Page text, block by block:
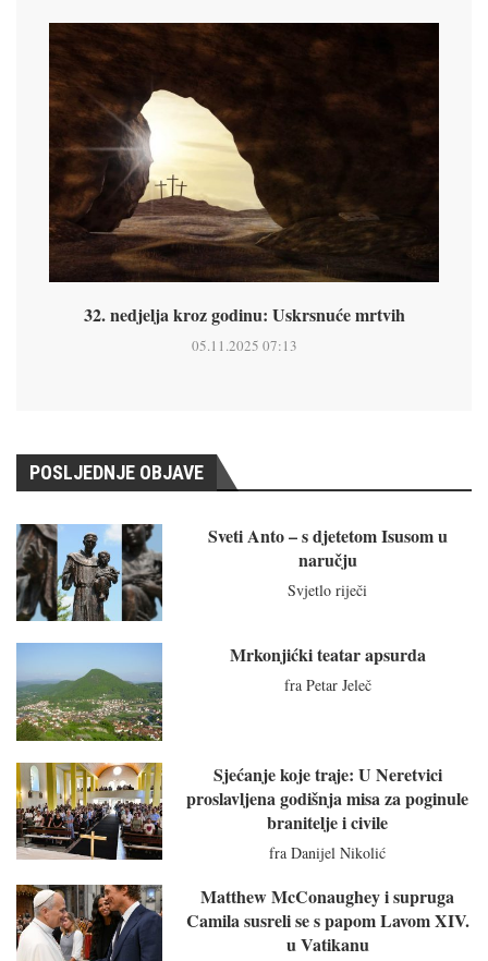
32. nedjelja kroz godinu: Uskrsnuće mrtvih
05.11.2025 07:13
POSLJEDNJE OBJAVE
Sveti Anto – s djetetom Isusom u
naručju
Svjetlo riječi
Mrkonjićki teatar apsurda
fra Petar Jeleč
Sjećanje koje traje: U Neretvici
proslavljena godišnja misa za poginule
branitelje i civile
fra Danijel Nikolić
Matthew McConaughey i supruga
Camila susreli se s papom Lavom XIV.
u Vatikanu